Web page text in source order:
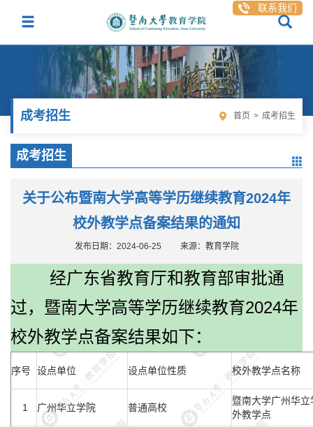
联系我们
成考招生 首页 > 成考招生
成考招生
关于公布暨南大学高等学历继续教育2024年
校外教学点备案结果的通知
发布日期：2024-06-25 来源：教育学院
经广东省教育厅和教育部审批通
过，暨南大学高等学历继续教育2024年
校外教学点备案结果如下：
序号 设点单位 设点单位性质 校外教学点名称
1 广州华立学院 普通高校
暨南大学广州华立
外教学点